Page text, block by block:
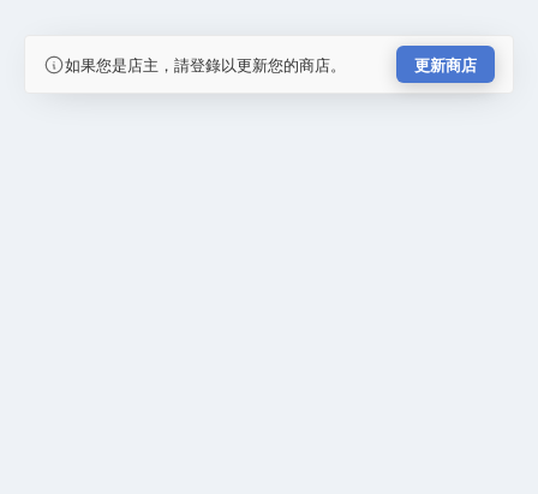
如果您是店主，請登錄以更新您的商店。 更新商店